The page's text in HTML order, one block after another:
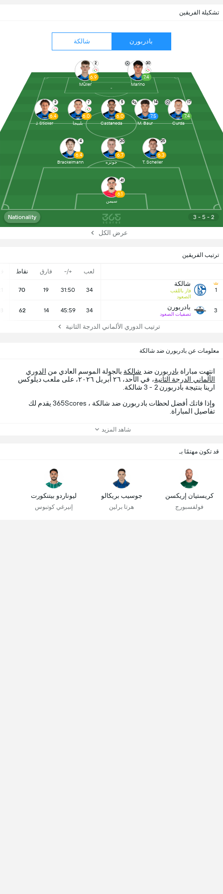
ترتيب الفريقين
لعب +/- فارق نقاط
1
شالكة
فاز باللقب
الصعود
34
31:50
19
70
3 بادربورن
تصفيات الصعود
34
45:59
14
62
ترتيب الدوري الألماني الدرجة الثانية
تشكيلة الفريقين
بادربورن شالكة
3 - 5 - 2
Nationality
41
6.1
سيمن
4
6.4
Brackelmann
20
6.7
جوتزه
25
6.3
T. Scheller
3
6.4
J. Sticker
7
6.0
بلبيجا
5
6.0
Castaneda
14
7.5
M. Baur
17
7.4
Curda
2
6.9
Müller
30
7.4
Marino
عرض الكل
معلومات عن بادربورن ضد شالكة
انتهت مباراة بادربورن ضد شالكة بالجولة الموسم العادي من الدوري
الألماني الدرجة الثانية
، في الأحد، ٢٦ أبريل ٢٠٢٦، على ملعب ديلوكس
ارينا بنتيجة بادربورن 2 - 3 شالكة.
وإذا فاتك أفضل لحظات بادربورن ضد شالكة ، 365Scores يقدم لك
تفاصيل المباراة.
شاهد المزيد
قد تكون مهتمًا بـ
كريستيان إريكسن
فولفسبورج
جوسيب بريكالو
هرتا برلين
ليوناردو بيتنكورت
إنيرغي كوتبوس